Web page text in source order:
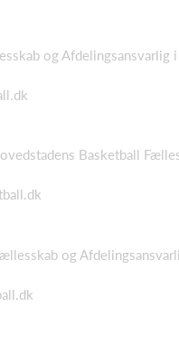
og Afdelingsansvarlig
Basketball
og